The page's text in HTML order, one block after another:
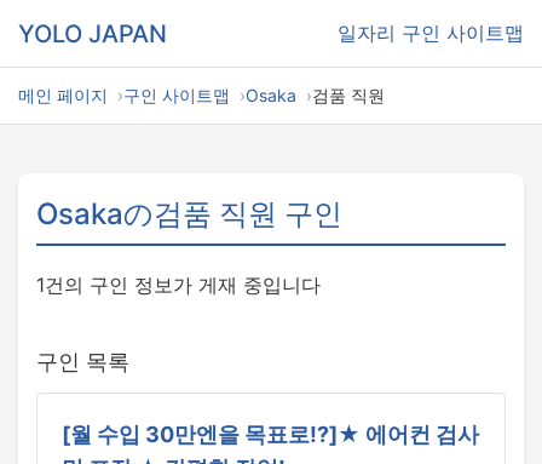
YOLO JAPAN 일자리 구인 사이트맵
메인 페이지 구인 사이트맵 Osaka 검품 직원
Osakaの검품 직원 구인
1건의 구인 정보가 게재 중입니다
구인 목록
[월 수입 30만엔을 목표로!?]★ 에어컨 검사